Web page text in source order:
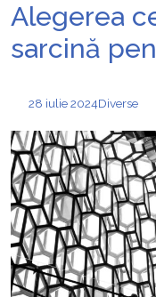
Alegerea
sarcină
28 iulie 2024Diverse